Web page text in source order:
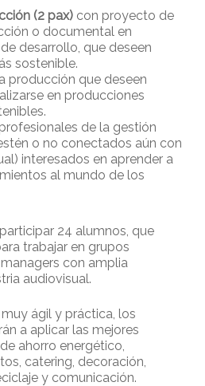
(2 pax) con proyecto de
o documental en
desarrollo, que deseen
sostenible.
producción que deseen
en producciones
de la gestión
o no conectados aún con
interesados en aprender a
al mundo de los
24 alumnos, que
trabajar en grupos
con amplia
audiovisual.
ágil y práctica, los
a aplicar las mejores
ahorro energético,
catering, decoración,
y comunicación.